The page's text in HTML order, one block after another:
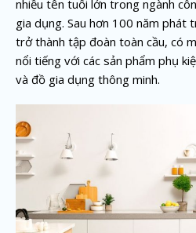
nhiều tên tuổi lớn trong ngành
gia dụng. Sau hơn 100 năm phát
trở thành tập đoàn toàn cầu, có
nổi tiếng với các sản phẩm phụ
và đồ gia dụng thông minh.